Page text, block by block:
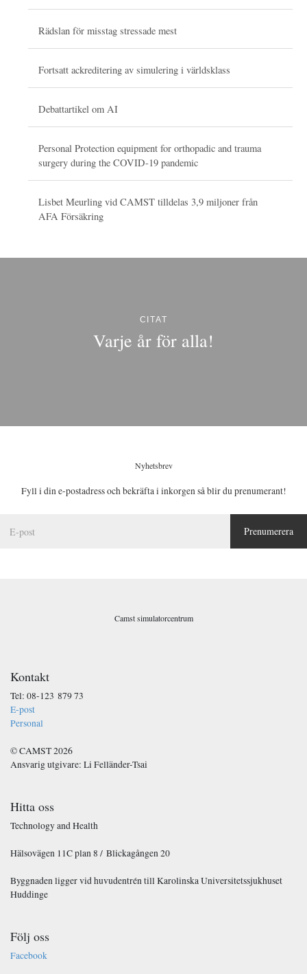
Rädslan för misstag stressade mest
Fortsatt ackreditering av simulering i världsklass
Debattartikel om AI
Personal Protection equipment for orthopadic and trauma
surgery during the COVID-19 pandemic
Lisbet Meurling vid CAMST tilldelas 3,9 miljoner från
AFA Försäkring
CITAT
Varje år för alla!
Nyhetsbrev
Fyll i din e-postadress och bekräfta i inkorgen så blir du prenumerant!
Prenumerera
Camst simulatorcentrum
Kontakt
Tel: 08-123 879 73
E-post
Personal
© CAMST 2026
Ansvarig utgivare: Li Felländer-Tsai
Hitta oss
Technology and Health
Hälsovägen 11C plan 8 / Blickagången 20
Byggnaden ligger vid huvudentrén till Karolinska Universitetssjukhuset
Huddinge
Följ oss
Facebook